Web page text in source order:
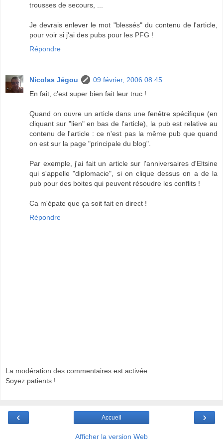
trousses de secours, ...
Je devrais enlever le mot "blessés" du contenu de l'article,
pour voir si j'ai des pubs pour les PFG !
Répondre
Nicolas Jégou
09 février, 2006 08:45
En fait, c'est super bien fait leur truc !
Quand on ouvre un article dans une fenêtre spécifique (en
cliquant sur "lien" en bas de l'article), la pub est relative au
contenu de l'article : ce n'est pas la même pub que quand
on est sur la page "principale du blog".
Par exemple, j'ai fait un article sur l'anniversaires d'Eltsine
qui s'appelle "diplomacie", si on clique dessus on a de la
pub pour des boites qui peuvent résoudre les conflits !
Ca m'épate que ça soit fait en direct !
Répondre
La modération des commentaires est activée.
Soyez patients !
‹ ›
Accueil
Afficher la version Web